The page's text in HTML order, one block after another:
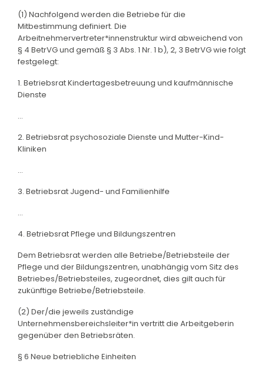
(1) Nachfolgend werden die Betriebe für die
Mitbestimmung definiert. Die
Arbeitnehmervertreter*innenstruktur wird abweichend von
§ 4 BetrVG und gemäß § 3 Abs. 1 Nr. 1 b), 2, 3 BetrVG wie folgt
festgelegt:
1. Betriebsrat Kindertagesbetreuung und kaufmännische
Dienste
...
2. Betriebsrat psychosoziale Dienste und Mutter-Kind-
Kliniken
...
3. Betriebsrat Jugend- und Familienhilfe
...
4. Betriebsrat Pflege und Bildungszentren
Dem Betriebsrat werden alle Betriebe/Betriebsteile der
Pflege und der Bildungszentren, unabhängig vom Sitz des
Betriebes/Betriebsteiles, zugeordnet, dies gilt auch für
zukünftige Betriebe/Betriebsteile.
(2) Der/die jeweils zuständige
Unternehmensbereichsleiter*in vertritt die Arbeitgeberin
gegenüber den Betriebsräten.
§ 6 Neue betriebliche Einheiten